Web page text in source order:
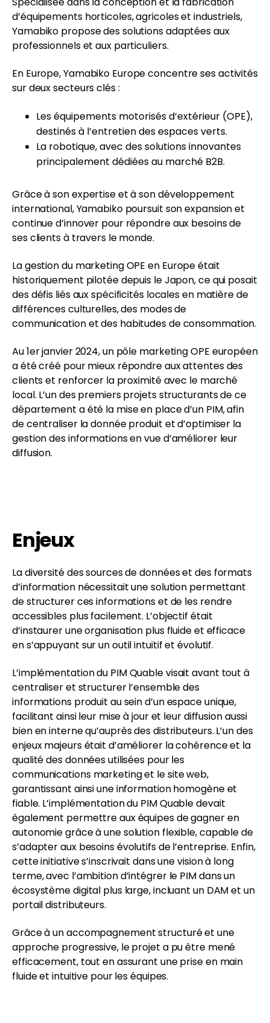
d’équipements horticoles, agricoles et industriels,
Yamabiko propose des solutions adaptées aux
professionnels et aux particuliers.
En Europe, Yamabiko Europe concentre ses activités
sur deux secteurs clés :
Les équipements motorisés d’extérieur (OPE),
destinés à l’entretien des espaces verts.
La robotique, avec des solutions innovantes
principalement dédiées au marché B2B.
Grâce à son expertise et à son développement
international, Yamabiko poursuit son expansion et
continue d’innover pour répondre aux besoins de
ses clients à travers le monde.
La gestion du marketing OPE en Europe était
historiquement pilotée depuis le Japon, ce qui posait
des défis liés aux spécificités locales en matière de
différences culturelles, des modes de
communication et des habitudes de consommation.
Au 1er janvier 2024, un pôle marketing OPE européen
a été créé pour mieux répondre aux attentes des
clients et renforcer la proximité avec le marché
local. L’un des premiers projets structurants de ce
département a été la mise en place d’un PIM, afin
de centraliser la donnée produit et d’optimiser la
gestion des informations en vue d’améliorer leur
diffusion.
Enjeux
La diversité des sources de données et des formats
d’information nécessitait une solution permettant
de structurer ces informations et de les rendre
accessibles plus facilement. L’objectif était
d’instaurer une organisation plus fluide et efficace
en s’appuyant sur un outil intuitif et évolutif.
L’implémentation du PIM Quable visait avant tout à
centraliser et structurer l’ensemble des
informations produit au sein d’un espace unique,
facilitant ainsi leur mise à jour et leur diffusion aussi
bien en interne qu’auprès des distributeurs. L’un des
enjeux majeurs était d’améliorer la cohérence et la
qualité des données utilisées pour les
communications marketing et le site web,
garantissant ainsi une information homogène et
fiable. L’implémentation du PIM Quable devait
également permettre aux équipes de gagner en
autonomie grâce à une solution flexible, capable de
s’adapter aux besoins évolutifs de l’entreprise. Enfin,
cette initiative s’inscrivait dans une vision à long
terme, avec l’ambition d’intégrer le PIM dans un
écosystème digital plus large, incluant un DAM et un
portail distributeurs.
Grâce à un accompagnement structuré et une
approche progressive, le projet a pu être mené
efficacement, tout en assurant une prise en main
fluide et intuitive pour les équipes.